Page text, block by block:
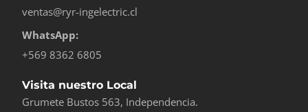
ventas@ryr-ingelectric.cl
WhatsApp:
+569 8362 6805
Visita nuestro Local
Grumete Bustos 563, Independencia.